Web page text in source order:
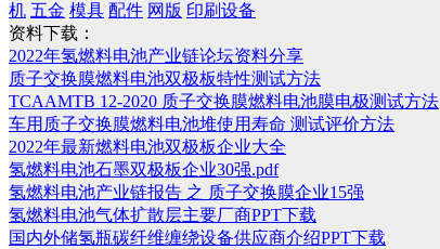
机 五金 模具 配件 网版 印刷设备
资料下载：
2022年氢燃料电池产业链论坛资料分享
质子交换膜燃料电池双极板特性测试方法
TCAAMTB 12-2020 质子交换膜燃料电池膜电极测试方法
车用质子交换膜燃料电池堆使用寿命 测试评价方法
2022年最新燃料电池双极板企业大全
氢燃料电池石墨双极板企业30强.pdf
氢燃料电池产业链报告 之 质子交换膜企业15强
氢燃料电池气体扩散层主要厂商PPT下载
国内外储氢瓶碳纤维缠绕设备供应商介绍PPT下载